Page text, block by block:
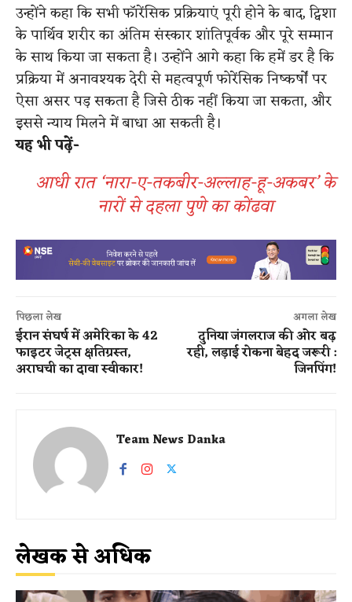
उन्होंने कहा कि सभी फॉरेंसिक प्रक्रियाएं पूरी होने के बाद, ट्विशा
के पार्थिव शरीर का अंतिम संस्कार शांतिपूर्वक और पूरे सम्मान
के साथ किया जा सकता है। उन्होंने आगे कहा कि हमें डर है कि
प्रक्रिया में अनावश्यक देरी से महत्वपूर्ण फोरेंसिक निष्कर्षों पर
ऐसा असर पड़ सकता है जिसे ठीक नहीं किया जा सकता, और
इससे न्याय मिलने में बाधा आ सकती है।
यह भी पढ़ें-
आधी रात ‘नारा-ए-तकबीर-अल्लाह-हू-अकबर’ के
नारों से दहला पुणे का कोंढवा
पिछला लेख
ईरान संघर्ष में अमेरिका के 42
फाइटर जेट्स क्षतिग्रस्त,
अराघची का दावा स्वीकार!
अगला लेख
दुनिया जंगलराज की ओर बढ़
रही, लड़ाई रोकना बेहद जरूरी :
जिनपिंग!
Team News Danka
लेखक से अधिक